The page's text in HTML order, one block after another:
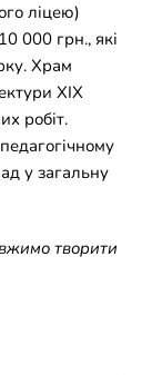
ЗАКЛАДУ
ліцею)
000 грн., які
Храм
ХІХ
робіт.
у загальну
творити